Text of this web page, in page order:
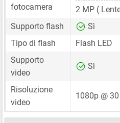
fotocamera
2 MP (
Supporto flash
Sì
Tipo di flash
Flash LED
Supporto
video
Sì
Risoluzione
video
1080p @